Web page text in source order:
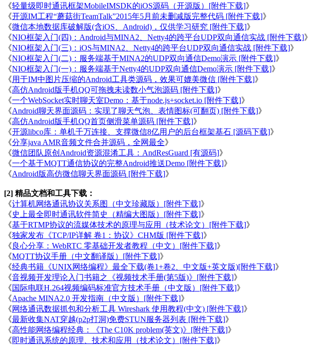
《轻量级即时通讯框架MobileIMSDK的iOS源码（开源版）[附件下载]》
《开源IM工程“蘑菇街TeamTalk”2015年5月前未删减版完整代码 [附件下载]》
《微信本地数据库破解版(含iOS、Android)，仅供学习研究 [附件下载]》
《NIO框架入门(四)：Android与MINA2、Netty4的跨平台UDP双向通信实战 [附件下载]》
《NIO框架入门(三)：iOS与MINA2、Netty4的跨平台UDP双向通信实战 [附件下载]》
《NIO框架入门(二)：服务端基于MINA2的UDP双向通信Demo演示 [附件下载]》
《NIO框架入门(一)：服务端基于Netty4的UDP双向通信Demo演示 [附件下载]》
《用于IM中图片压缩的Android工具类源码，效果可媲美微信 [附件下载]》
《高仿Android版手机QQ可拖拽未读数小气泡源码 [附件下载]》
《一个WebSocket实时聊天室Demo：基于node.js+socket.io [附件下载]》
《Android聊天界面源码：实现了聊天气泡、表情图标(可翻页) [附件下载]》
《高仿Android版手机QQ首页侧滑菜单源码 [附件下载]》
《开源libco库：单机千万连接、支撑微信8亿用户的后台框架基石 [源码下载]》
《分享java AMR音频文件合并源码，全网最全》
《微信团队原创Android资源混淆工具：AndResGuard [有源码]》
《一个基于MQTT通信协议的完整Android推送Demo [附件下载]》
《Android版高仿微信聊天界面源码 [附件下载]》
[2] 精品文档和工具下载：
《计算机网络通讯协议关系图（中文珍藏版）[附件下载]》
《史上最全即时通讯软件简史（精编大图版）[附件下载]》
《基于RTMP协议的流媒体技术的原理与应用（技术论文）[附件下载]》
《独家发布《TCP/IP详解 卷1：协议》CHM版 [附件下载]》
《良心分享：WebRTC 零基础开发者教程（中文）[附件下载]》
《MQTT协议手册（中文翻译版）[附件下载]》
《经典书籍《UNIX网络编程》最全下载(卷1+卷2、中文版+英文版)[附件下载]》
《音视频开发理论入门书籍之《视频技术手册(第5版)》[附件下载]》
《国际电联H.264视频编码标准官方技术手册（中文版）[附件下载]》
《Apache MINA2.0 开发指南（中文版）[附件下载]》
《网络通讯数据抓包和分析工具 Wireshark 使用教程(中文) [附件下载]》
《最新收集NAT穿越(p2p打洞)免费STUN服务器列表 [附件下载]》
《高性能网络编程经典：《The C10K problem(英文)》[附件下载]》
《即时通讯系统的原理、技术和应用（技术论文）[附件下载]》